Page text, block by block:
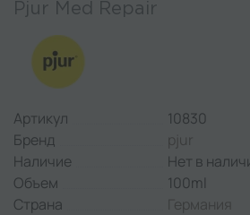
Pjur Med Repair
Артикул
10830
Бренд
pjur
Наличие
Нет в
Объем
100ml
Страна
Германия